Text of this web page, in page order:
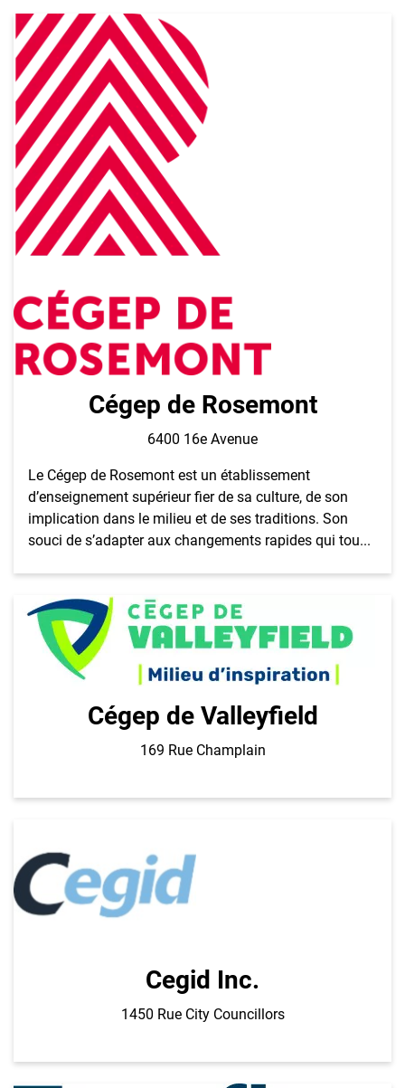
Cégep de Rosemont
6400 16e Avenue
Le Cégep de Rosemont est un établissement
d’enseignement supérieur fier de sa culture, de son
implication dans le milieu et de ses traditions. Son
souci de s’adapter aux changements rapides qui tou...
Cégep de Valleyfield
169 Rue Champlain
Cegid Inc.
1450 Rue City Councillors